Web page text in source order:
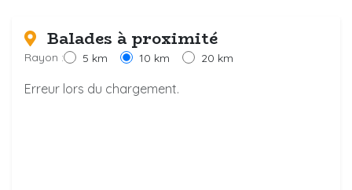
Balades à proximité
Rayon : 5 km 10 km 20 km
Erreur lors du chargement.